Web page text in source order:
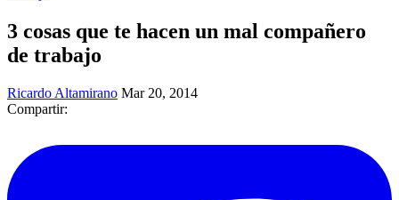
3 cosas que te hacen un mal compañero
de trabajo
Ricardo Altamirano Mar 20, 2014
Compartir: